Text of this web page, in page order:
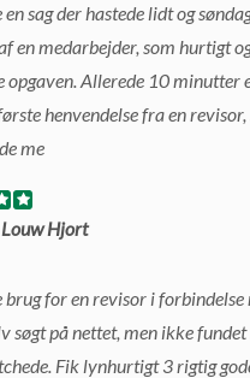
en sag der hastede lidt og
en medarbejder, som hurtigt
opgaven. Allerede 10 minutter
henvendelse fra en
me
Hjort
brug for en revisor i
søgt på nettet, men ikke fundet
Fik lynhurtigt 3 rigtig